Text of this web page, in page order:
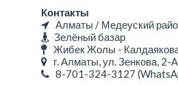
Контакты
Алматы / Медеуский
Зелёный базар
Жибек Жолы -
г. Алматы, ул. Зенкова, 2-
8-701-324-3127